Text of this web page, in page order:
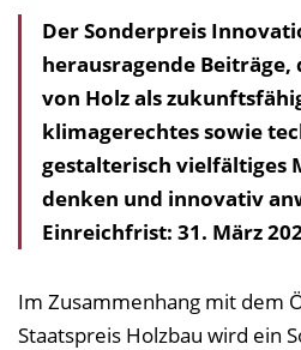
Der Sonderpreis
herausragende Beiträge,
von Holz als
klimagerechtes sowie
gestalterisch vielfältiges
denken und innovativ
Einreichfrist: 31. März
Im Zusammenhang mit dem
Staatspreis Holzbau wird ein